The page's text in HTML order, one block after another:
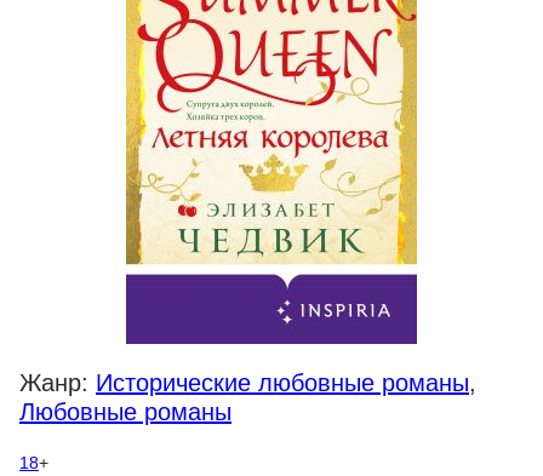
Жанр: Исторические любовные романы,
Любовные романы
18+